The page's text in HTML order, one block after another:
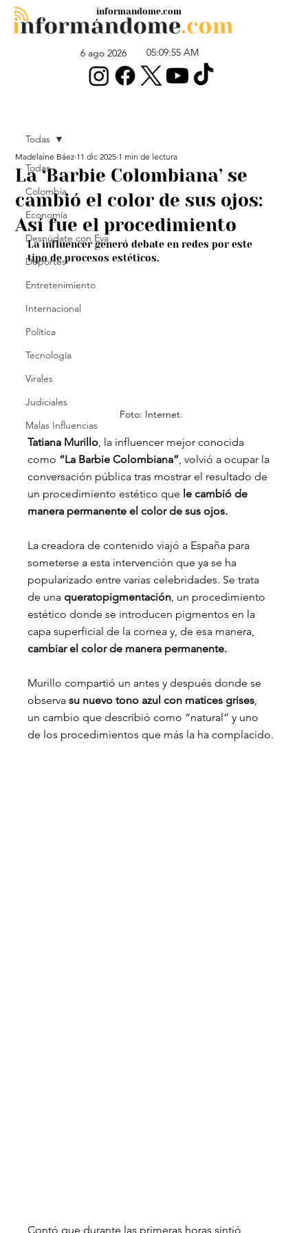
6 ago 2026 05:09:55 AM
informandome.com
Todas
Colombia
Economía
Desnúdate con Eva
Deportes
Entretenimiento
Internacional
Política
Tecnología
Virales
Judiciales
Malas Influencias
Todas
La ‘Barbie Colombiana’ se
cambió el color de sus ojos:
Así fue el procedimiento
Madelaine Báez 11 dic 2025 1 min de lectura
La influencer generó debate en redes por este
tipo de procesos estéticos.
Foto: Internet.
Tatiana Murillo , la influencer mejor conocida
como “La Barbie Colombiana” , volvió a ocupar la
conversación pública tras mostrar el resultado de
un procedimiento estético que le cambió de
manera permanente el color de sus ojos.
La creadora de contenido viajó a España para
someterse a esta intervención que ya se ha
popularizado entre varias celebridades. Se trata
de una queratopigmentación , un procedimiento
estético donde se introducen pigmentos en la
capa superficial de la cornea y, de esa manera,
cambiar el color de manera permanente.
Murillo compartió un antes y después donde se
observa su nuevo tono azul con matices grises
un cambio que describió como “natural” y uno
de los procedimientos que más la ha complacido.
Contó que durante las primeras horas sintió